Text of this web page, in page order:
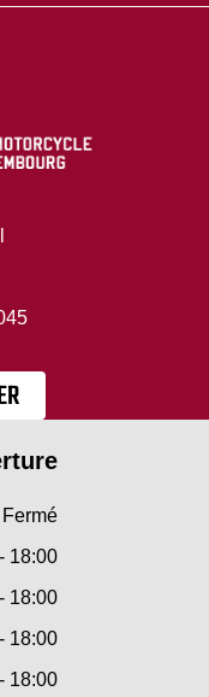
Fermé
18:00
18:00
18:00
18:00